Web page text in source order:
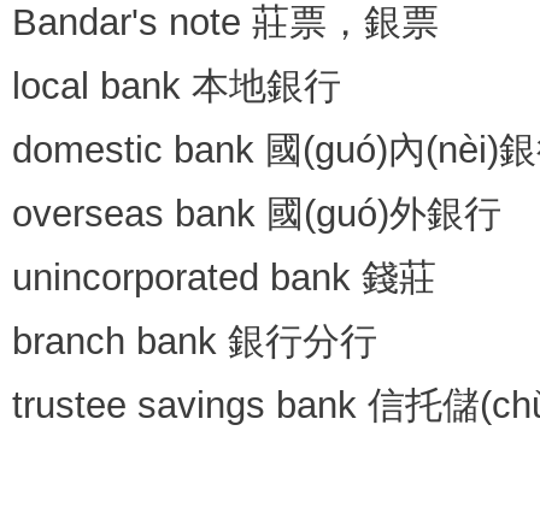
Bandar's note 莊票，銀票
local bank 本地銀行
domestic bank 國(guó)內(nèi)
overseas bank 國(guó)外銀行
unincorporated bank 錢莊
branch bank 銀行分行
trustee savings bank 信托儲